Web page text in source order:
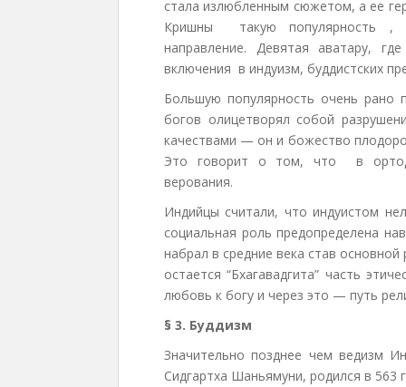
стала излюбленным сюжетом, а ее
Кришны такую популярность ,
направление. Девятая аватару,
включения в индуизм, буддистских
Большую популярность очень рано
богов олицетворял собой
качествами — он и божество
Это говорит о том, что в
верования.
Индийцы считали, что индуистом
социальная роль предопределена
набрал в средние века став основной
остается “Бхагавадгита” часть
любовь к богу и через это — путь
§ 3. Буддизм
Значительно позднее чем ведизм
Сидгартха Шаньямуни, родился в 563